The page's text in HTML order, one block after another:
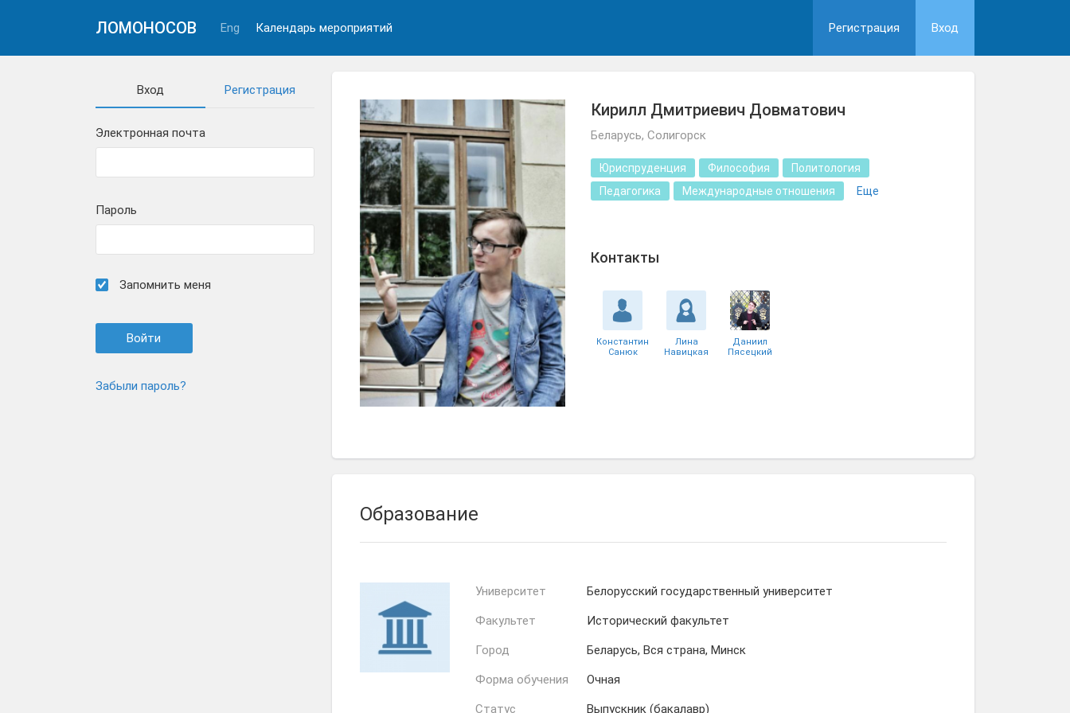
ЛОМОНОСОВ Eng Календарь мероприятий Регистрация Вход
Вход Регистрация
Электронная почта
Пароль
Запомнить меня
Забыли пароль?
Кирилл Дмитриевич Довматович
Беларусь, Солигорск
Юриспруденция Философия
Политология
Педагогика
Международные отношения Еще
Контакты
Константин
Санюк
Лина
Навицкая
Даниил
Пясецкий
Образование
Университет Белорусский государственный университет
Факультет Исторический факультет
Город Беларусь, Вся страна, Минск
Форма обучения Очная
Статус Выпускник (бакалавр)